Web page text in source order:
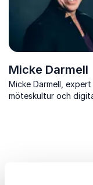
Micke Darmell
Micke Darmell, expert
möteskultur och